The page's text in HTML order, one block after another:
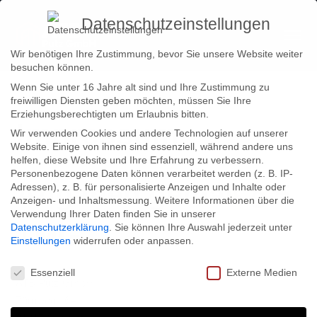
Impressum
Angaben gemäß § 5
TMG
ATB Putz GmbH
Datenschutzeinstellungen
Wir benötigen Ihre Zustimmung, bevor Sie unsere Website weiter
besuchen können.
Wenn Sie unter 16 Jahre alt sind und Ihre Zustimmung zu
freiwilligen Diensten geben möchten, müssen Sie Ihre
Erziehungsberechtigten um Erlaubnis bitten.
Wir verwenden Cookies und andere Technologien auf unserer
Website. Einige von ihnen sind essenziell, während andere uns
helfen, diese Website und Ihre Erfahrung zu verbessern.
Personenbezogene Daten können verarbeitet werden (z. B. IP-
Adressen), z. B. für personalisierte Anzeigen und Inhalte oder
Anzeigen- und Inhaltsmessung. Weitere Informationen über die
Verwendung Ihrer Daten finden Sie in unserer
Datenschutzerklärung
Sie können Ihre Auswahl jederzeit unter
Einstellungen widerrufen oder anpassen.
Datenschutzeinstellungen
Essenziell Externe Medien